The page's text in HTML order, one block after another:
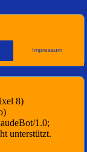
Impressum